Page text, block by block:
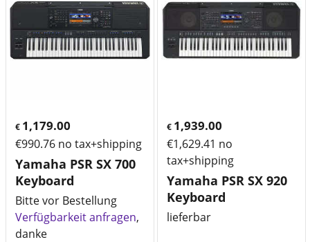
€ 1,179.00
€990.76 no tax+shipping
Yamaha PSR SX 700
Keyboard
Bitte vor Bestellung
Verfügbarkeit anfragen,
danke
€ 1,939.00
€1,629.41 no
tax+shipping
Yamaha PSR SX 920
Keyboard
lieferbar